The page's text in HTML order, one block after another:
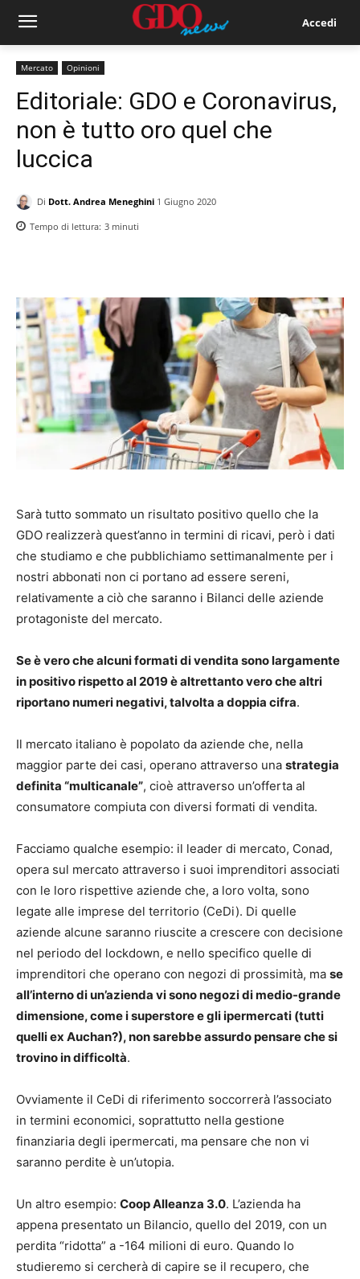
Accedi
Mercato Opinioni
Editoriale: GDO e Coronavirus,
non è tutto oro quel che
luccica
Di Dott. Andrea Meneghini 1 Giugno 2020
Tempo di lettura: 3 minuti
Sarà tutto sommato un risultato positivo quello che la
GDO realizzerà quest’anno in termini di ricavi, però i dati
che studiamo e che pubblichiamo settimanalmente per i
nostri abbonati non ci portano ad essere sereni,
relativamente a ciò che saranno i Bilanci delle aziende
protagoniste del mercato.
Se è vero che alcuni formati di vendita sono largamente
in positivo rispetto al 2019 è altrettanto vero che altri
riportano numeri negativi, talvolta a doppia cifra.
Il mercato italiano è popolato da aziende che, nella
maggior parte dei casi, operano attraverso una strategia
definita “multicanale”, cioè attraverso un’offerta al
consumatore compiuta con diversi formati di vendita.
Facciamo qualche esempio: il leader di mercato, Conad,
opera sul mercato attraverso i suoi imprenditori associati
con le loro rispettive aziende che, a loro volta, sono
legate alle imprese del territorio (CeDi). Di quelle
aziende alcune saranno riuscite a crescere con decisione
nel periodo del lockdown, e nello specifico quelle di
imprenditori che operano con negozi di prossimità, ma se
all’interno di un’azienda vi sono negozi di medio-grande
dimensione, come i superstore e gli ipermercati (tutti
quelli ex Auchan?), non sarebbe assurdo pensare che si
trovino in difficoltà.
Ovviamente il CeDi di riferimento soccorrerà l’associato
in termini economici, soprattutto nella gestione
finanziaria degli ipermercati, ma pensare che non vi
saranno perdite è un’utopia.
Un altro esempio: Coop Alleanza 3.0. L’azienda ha
appena presentato un Bilancio, quello del 2019, con un
perdita “ridotta” a -164 milioni di euro. Quando lo
studieremo si cercherà di capire se il recupero, che